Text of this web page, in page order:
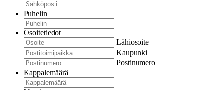
Puhelin
Osoitetiedot
Lähiosoite
Kaupunki
Postinumero
Kappalemäärä